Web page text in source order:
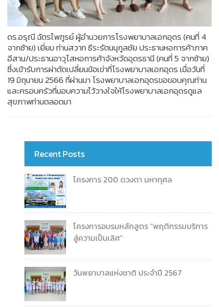
ดร.อรุณี ฉัตรไพฑูรย์ ผู้อำนวยการโรงพยาบาลเอกอุดร (คนที่ 4
จากซ้าย) เยี่ยม ท่านสวาท ธีระรัตนนุกูลชัย ประธานหอการค้าภาค
อีสาน/ประธานอาวุโสหอการค้าจังหวัดอุดรธานี (คนที่ 5 จากซ้าย)
ซึ่งเข้ารับการผ่าตัดเปลี่ยนข้อเข่าที่โรงพยาบาลเอกอุดร เมื่อวันที่
19 มิถุนายน 2566 ที่ผ่านมา โรงพยาบาลเอกอุดรขอขอบคุณท่าน
และครอบครัวที่มอบความไว้วางใจให้โรงพยาบาลเอกอุดรดูแล
สุขภาพท่านตลอดมา
Recent Posts
โครงการ 200 ดวงตา มหากุศล
โครงการอบรมหลักสูตร “พฤติกรรมบริการ
สู่ความเป็นเลิศ”
วันพยาบาลแห่งชาติ ประจำปี 2567